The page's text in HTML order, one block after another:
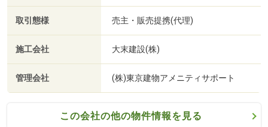
取引態様 売主・販売提携(代理)
施工会社 大末建設(株)
管理会社 (株)東京建物アメニティサポート
この会社の他の物件情報を見る